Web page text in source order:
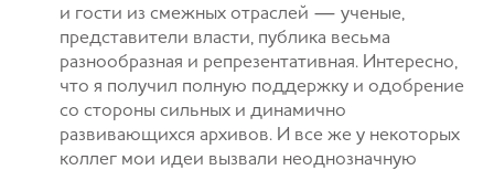
и гости из смежных отраслей — ученые,
представители власти, публика весьма
разнообразная и репрезентативная. Интересно,
что я получил полную поддержку и одобрение
со стороны сильных и динамично
развивающихся архивов. И все же у некоторых
коллег мои идеи вызвали неоднозначную